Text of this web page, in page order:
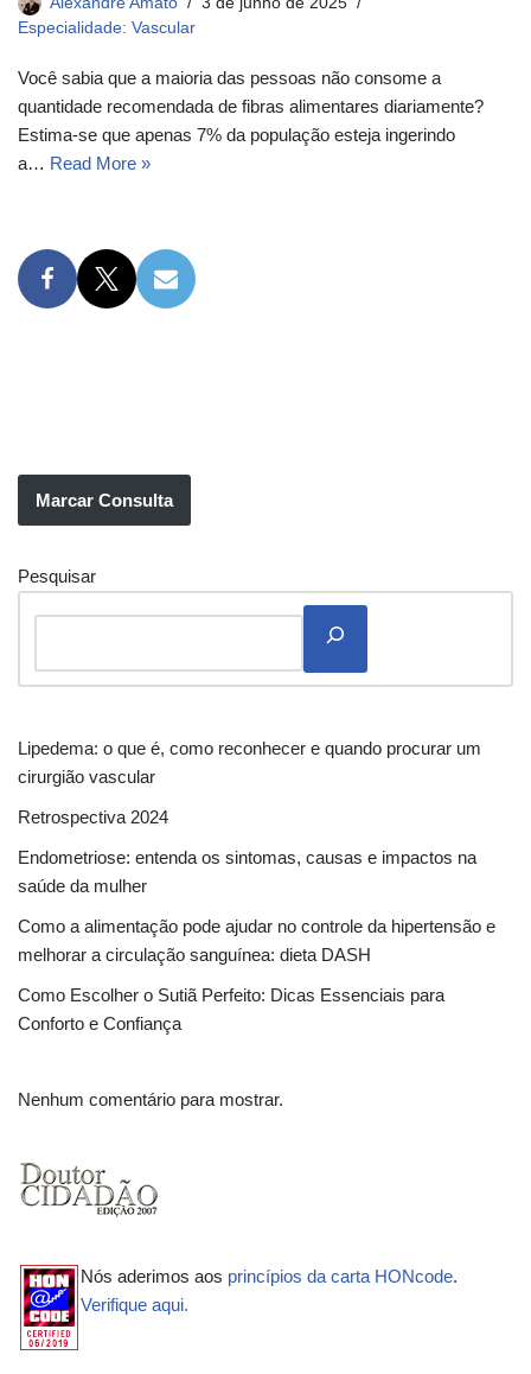
Especialidade: Vascular
Você sabia que a maioria das pessoas não consome a
quantidade recomendada de fibras alimentares diariamente?
Estima-se que apenas 7% da população esteja ingerindo
a… Read More »
Marcar Consulta
Pesquisar
Lipedema: o que é, como reconhecer e quando procurar um
cirurgião vascular
Retrospectiva 2024
Endometriose: entenda os sintomas, causas e impactos na
saúde da mulher
Como a alimentação pode ajudar no controle da hipertensão e
melhorar a circulação sanguínea: dieta DASH
Como Escolher o Sutiã Perfeito: Dicas Essenciais para
Conforto e Confiança
Nenhum comentário para mostrar.
Nós aderimos aos princípios da carta HONcode.
Verifique aqui.